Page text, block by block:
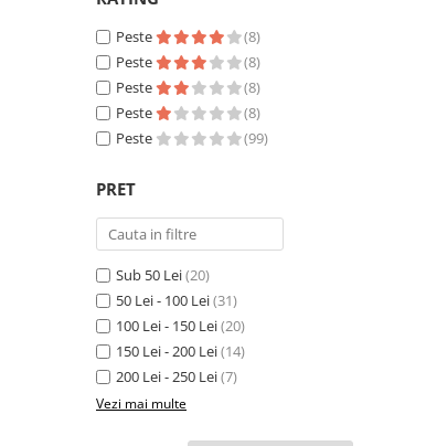
Peste
(8)
Peste
(8)
Peste
(8)
Peste
(8)
Peste
(99)
PRET
Sub 50 Lei(20)
50 Lei - 100 Lei(31)
100 Lei - 150 Lei(20)
150 Lei - 200 Lei(14)
200 Lei - 250 Lei(7)
Vezi mai multe